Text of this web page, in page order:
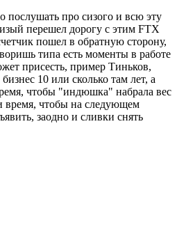
послушать про сизого и всю эту
перешел дорогу с этим FTX
пошел в обратную сторону,
типа есть моменты в работе
присесть, пример Тиньков,
10 или сколько там лет, а
чтобы "индюшка" набрала вес
время, чтобы на следующем
заодно и сливки снять